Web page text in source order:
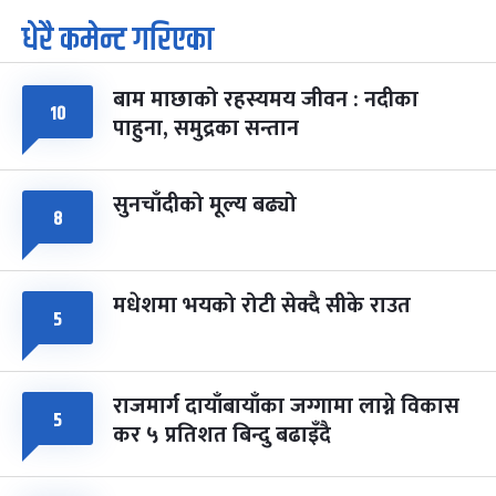
७
आइत
पूर्णिमा व्रत
चैत्र ७, २०८३-Mar 21, 2027
८ फागुपूर्णिमा
चैत्र ८, २०८३-Mar 22, 2027
७ महिना बाँकी
धेरै कमेन्ट गरिएका
१० बाम माछाको रहस्यमय जीवन : नदीका
पाहुना, समुद्रका सन्तान
८ सुनचाँदीको मूल्य बढ्यो
५ मधेशमा भयको रोटी सेक्दै सीके राउत
५ राजमार्ग दायाँबायाँका जग्गामा लाग्ने विकास
कर ५ प्रतिशत बिन्दु बढाइँदै